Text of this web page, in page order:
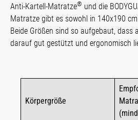
Anti-Kartell-Matratze® und die
Matratze gibt es sowohl in 140x190
Beide Größen sind so aufgebaut, dass
darauf gut gestützt und ergonomisch
Körpergröße